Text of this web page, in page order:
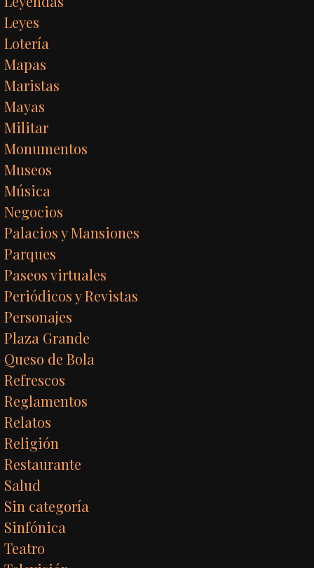
Leyes
Lotería
Mapas
Maristas
Mayas
Militar
Monumentos
Museos
Música
Negocios
Palacios y Mansiones
Parques
Paseos virtuales
Periódicos y Revistas
Personajes
Plaza Grande
Queso de Bola
Refrescos
Reglamentos
Relatos
Religión
Restaurante
Salud
Sin categoría
Sinfónica
Teatro